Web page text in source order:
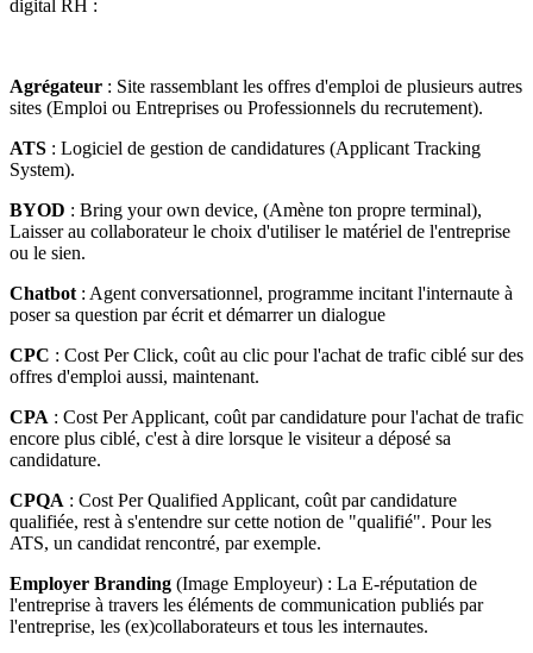
digital RH :
Agrégateur : Site rassemblant les offres d'emploi de plusieurs autres
sites (Emploi ou Entreprises ou Professionnels du recrutement).
ATS : Logiciel de gestion de candidatures (Applicant Tracking
System).
BYOD : Bring your own device, (Amène ton propre terminal),
Laisser au collaborateur le choix d'utiliser le matériel de l'entreprise
ou le sien.
Chatbot : Agent conversationnel, programme incitant l'internaute à
poser sa question par écrit et démarrer un dialogue
CPC : Cost Per Click, coût au clic pour l'achat de trafic ciblé sur des
offres d'emploi aussi, maintenant.
CPA : Cost Per Applicant, coût par candidature pour l'achat de trafic
encore plus ciblé, c'est à dire lorsque le visiteur a déposé sa
candidature.
CPQA : Cost Per Qualified Applicant, coût par candidature
qualifiée, rest à s'entendre sur cette notion de "qualifié". Pour les
ATS, un candidat rencontré, par exemple.
Employer Branding (Image Employeur) : La E-réputation de
l'entreprise à travers les éléments de communication publiés par
l'entreprise, les (ex)collaborateurs et tous les internautes.